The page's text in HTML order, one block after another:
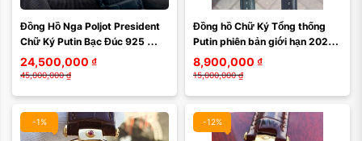
Đồng Hồ Nga Poljot President
Chữ Ký Putin Bạc Đúc 925
Trạm Khắc Size 38mm – Biểu
Tượng Quyền Lực ...
24,500,000 ₫
45,000,000 ₫
Đồng hồ Chữ Ký Tổng thống
Putin phiên bản giới hạn 2024
252CK138
8,900,000 ₫
15,000,000 ₫
-1% -12%